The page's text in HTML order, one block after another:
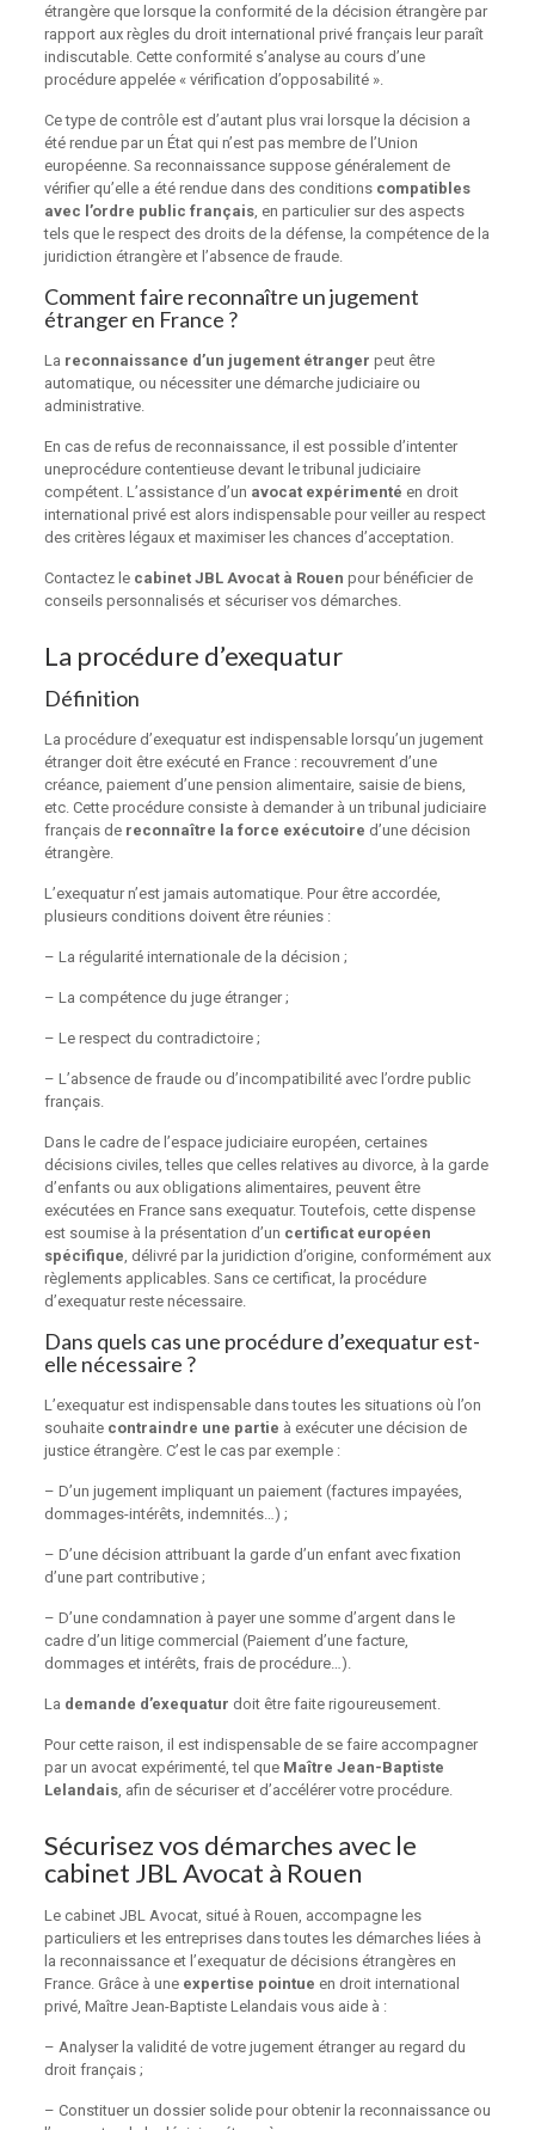
étrangère que lorsque la conformité de la décision étrangère par
rapport aux règles du droit international privé français leur paraît
indiscutable. Cette conformité s’analyse au cours d’une
procédure appelée « vérification d’opposabilité ».
Ce type de contrôle est d’autant plus vrai lorsque la décision a
été rendue par un État qui n’est pas membre de l’Union
européenne. Sa reconnaissance suppose généralement de
vérifier qu’elle a été rendue dans des conditions compatibles
avec l’ordre public français, en particulier sur des aspects
tels que le respect des droits de la défense, la compétence de la
juridiction étrangère et l’absence de fraude.
Comment faire reconnaître un jugement
étranger en France ?
La reconnaissance d’un jugement étranger peut être
automatique, ou nécessiter une démarche judiciaire ou
administrative.
En cas de refus de reconnaissance, il est possible d’intenter
uneprocédure contentieuse devant le tribunal judiciaire
compétent. L’assistance d’un avocat expérimenté en droit
international privéest alors indispensable pour veiller au respect
des critères légaux et maximiser les chances d’acceptation.
Contactez le cabinet JBL Avocat à Rouen pour bénéficier de
conseils personnalisés et sécuriser vos démarches.
La procédure d’exequatur
Définition
La procédure d’exequatur est indispensable lorsqu’un jugement
étranger doit être exécuté en France : recouvrement d’une
créance, paiement d’une pension alimentaire, saisie de biens,
etc. Cette procédure consiste à demander à un tribunal judiciaire
français de reconnaître la force exécutoire d’une décision
étrangère.
L’exequatur n’est jamais automatique. Pour être accordée,
plusieurs conditions doivent être réunies :
– La régularité internationale de la décision ;
– La compétence du juge étranger ;
– Le respect du contradictoire ;
– L’absence de fraude ou d’incompatibilité avec l’ordre public
français.
Dans le cadre de l’espace judiciaire européen, certaines
décisions civiles, telles que celles relatives au divorce, à la garde
d’enfants ou aux obligations alimentaires, peuvent être
exécutées en France sans exequatur. Toutefois, cette dispense
est soumise à la présentation d’un certificat européen
spécifique, délivré par la juridiction d’origine, conformément aux
règlements applicables. Sans ce certificat, la procédure
d’exequatur reste nécessaire.
Dans quels cas une procédure d’exequatur est-
elle nécessaire ?
L’exequatur est indispensable dans toutes les situations où l’on
souhaite contraindre une partie à exécuter une décision de
justice étrangère. C’est le cas par exemple :
– D’un jugement impliquant un paiement (factures impayées,
dommages-intérêts, indemnités…) ;
– D’une décision attribuant la garde d’un enfant avec fixation
d’une part contributive ;
– D’une condamnation à payer une somme d’argent dans le
cadre d’un litige commercial (Paiement d’une facture,
dommages et intérêts, frais de procédure…).
La demande d’exequatur doit être faite rigoureusement.
Pour cette raison, il est indispensable de se faire accompagner
par un avocat expérimenté, tel que Maître Jean-Baptiste
Lelandais, afin de sécuriser et d’accélérer votre procédure.
Sécurisez vos démarches avec le
cabinet JBL Avocat à Rouen
Le cabinet JBL Avocat, situé à Rouen, accompagne les
particuliers et les entreprises dans toutes les démarches liées à
la reconnaissance et l’exequatur de décisions étrangères en
France. Grâce à une expertise pointue en droit international
privé, Maître Jean-Baptiste Lelandais vous aide à :
– Analyser la validité de votre jugement étranger au regard du
droit français ;
– Constituer un dossier solide pour obtenir la reconnaissance ou